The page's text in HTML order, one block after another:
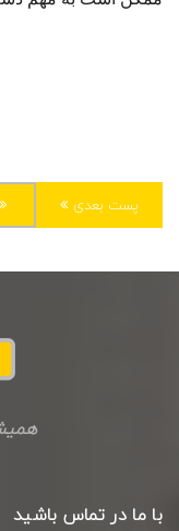
پست بعدی
با ما در تماس باشید